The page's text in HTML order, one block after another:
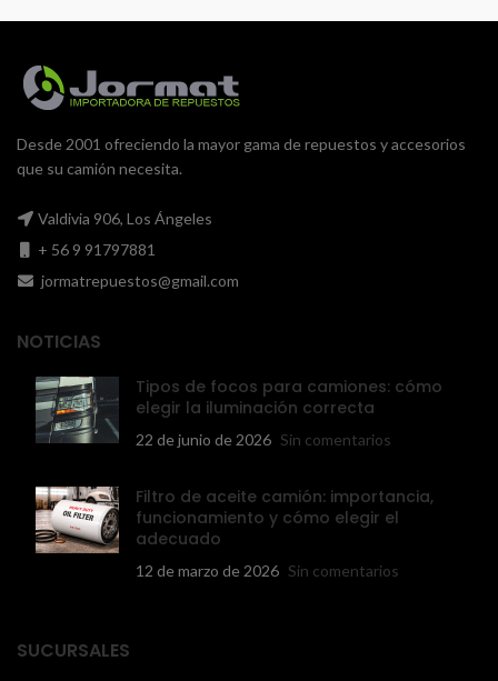
Desde 2001 ofreciendo la mayor gama de repuestos y accesorios
que su camión necesita.
Valdivia 906, Los Ángeles
+ 56 9 91797881
jormatrepuestos@gmail.com
NOTICIAS
Tipos de focos para camiones: cómo
elegir la iluminación correcta
22 de junio de 2026 Sin comentarios
Filtro de aceite camión: importancia,
funcionamiento y cómo elegir el
adecuado
12 de marzo de 2026 Sin comentarios
SUCURSALES